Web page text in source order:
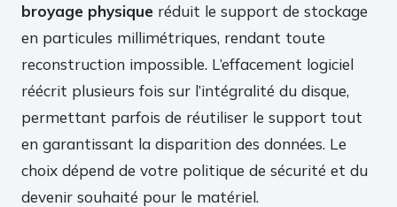
broyage physique réduit le support de stockage
en particules millimétriques, rendant toute
reconstruction impossible. L’effacement logiciel
réécrit plusieurs fois sur l’intégralité du disque,
permettant parfois de réutiliser le support tout
en garantissant la disparition des données. Le
choix dépend de votre politique de sécurité et du
devenir souhaité pour le matériel.